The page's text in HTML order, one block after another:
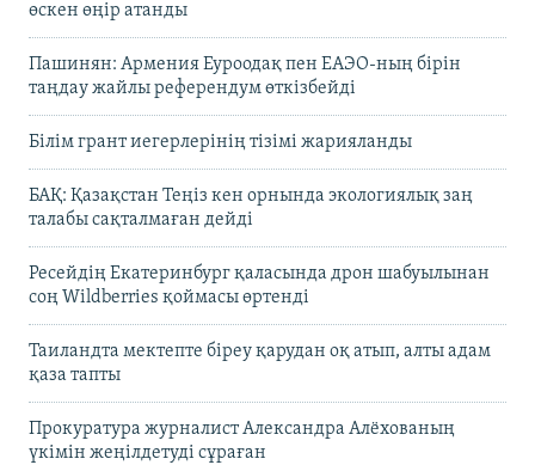
өскен өңір атанды
Пашинян: Армения Еуроодақ пен ЕАЭО-ның бірін
таңдау жайлы референдум өткізбейді
Білім грант иегерлерінің тізімі жарияланды
БАҚ: Қазақстан Теңіз кен орнында экологиялық заң
талабы сақталмаған дейді
Ресейдің Екатеринбург қаласында дрон шабуылынан
соң Wildberries қоймасы өртенді
Таиландта мектепте біреу қарудан оқ атып, алты адам
қаза тапты
Прокуратура журналист Александра Алёхованың
үкімін жеңілдетуді сұраған